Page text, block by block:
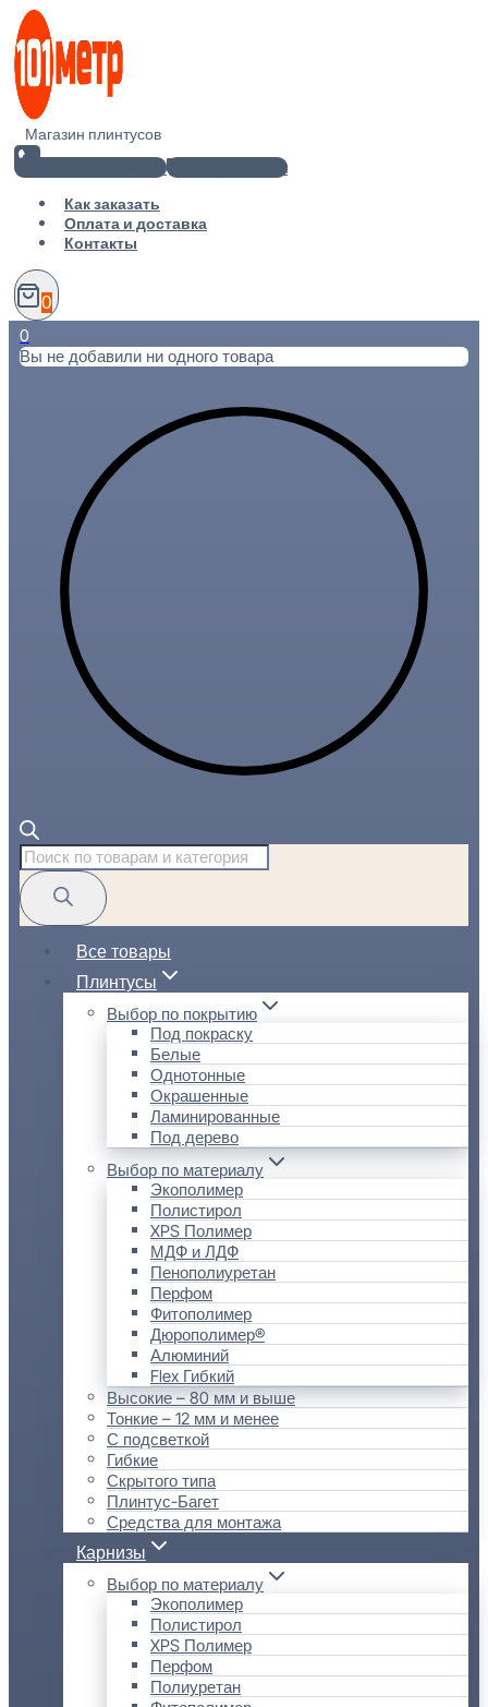
Перейти
содержимому
Магазин плинтусов
+7(812) 920-02-38
info@101metr.ru
Как заказать
Оплата и доставка
Контакты
0
0
Вы не добавили ни одного товара
Поиск
товаров
Все товары
Плинтусы
Выбор по покрытию
Под покраску
Белые
Однотонные
Окрашенные
Ламинированные
Под дерево
Выбор по материалу
Экополимер
Полистирол
XPS Полимер
МДФ и ЛДФ
Пенополиуретан
Перфом
Фитополимер
Дюрополимер®
Алюминий
Flex Гибкий
Высокие – 80 мм и выше
Тонкие – 12 мм и менее
С подсветкой
Гибкие
Скрытого типа
Плинтус-Багет
Средства для монтажа
Карнизы
Выбор по материалу
Экополимер
Полистирол
XPS Полимер
Перфом
Полиуретан